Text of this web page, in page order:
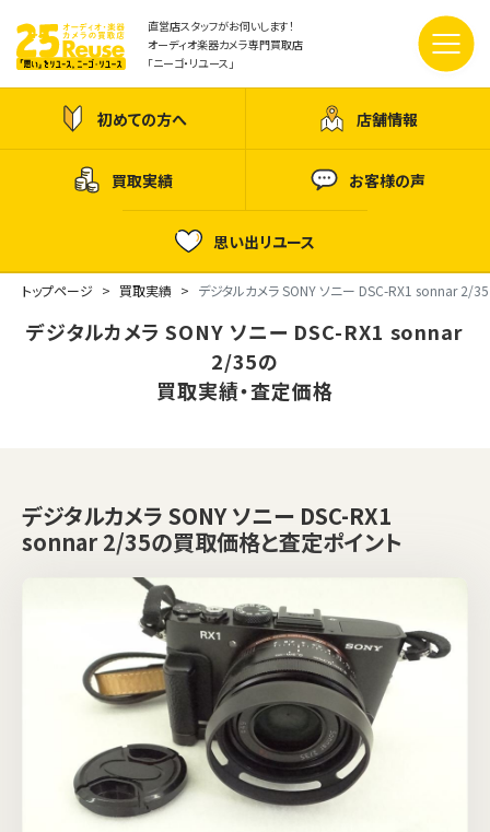
直営店スタッフがお伺いします！
オーディオ楽器カメラ専門買取店
「ニーゴ・リユース」
初めての方へ 店舗情報
買取実績 お客様の声
思い出リユース
トップページ 買取実績 デジタルカメラ SONY ソニー DSC-RX1 sonnar 2/35
デジタルカメラ SONY ソニー DSC-RX1 sonnar
2/35の
買取実績・査定価格
デジタルカメラ SONY ソニー DSC-RX1
sonnar 2/35の買取価格と査定ポイント